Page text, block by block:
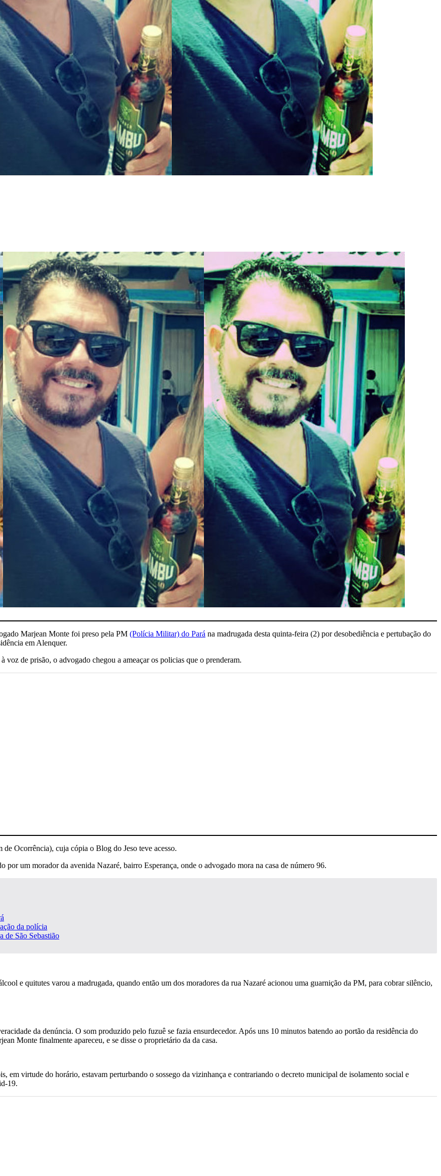
Marjean Monte foi preso pela PM (Polícia Militar) do Pará na madrugada desta quinta-feira (2) por desobediência e pertubação do
em Alenquer.
de prisão, o advogado chegou a ameaçar os policias que o prenderam.
Ocorrência), cuja cópia o Blog do Jeso teve acesso.
um morador da avenida Nazaré, bairro Esperança, onde o advogado mora na casa de número 96.
da polícia
de São Sebastião
e quitutes varou a madrugada, quando então um dos moradores da rua Nazaré acionou uma guarnição da PM, para cobrar silêncio,
da denúncia. O som produzido pelo fuzuê se fazia ensurdecedor. Após uns 10 minutos batendo ao portão da residência do
Monte finalmente apareceu, e se disse o proprietário da da casa.
em virtude do horário, estavam perturbando o sossego da vizinhança e contrariando o decreto municipal de isolamento social e
19.